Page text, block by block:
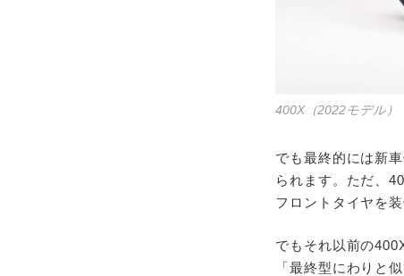
400X（2022モデル）
でも最終的には新
られます。ただ、
フロントタイヤを
でもそれ以前の
「最終型にわりと